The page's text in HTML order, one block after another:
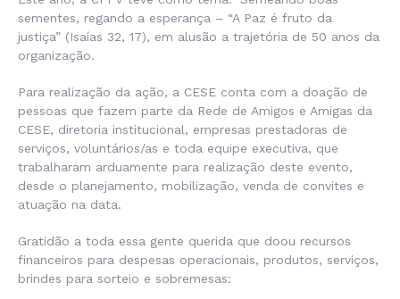
sementes, regando a esperança – “A Paz é fruto da
justiça” (Isaías 32, 17), em alusão a trajetória de 50 anos da
organização.
Para realização da ação, a CESE conta com a doação de
pessoas que fazem parte da Rede de Amigos e Amigas da
CESE, diretoria institucional, empresas prestadoras de
serviços, voluntários/as e toda equipe executiva, que
trabalharam arduamente para realização deste evento,
desde o planejamento, mobilização, venda de convites e
atuação na data.
Gratidão a toda essa gente querida que doou recursos
financeiros para despesas operacionais, produtos, serviços,
brindes para sorteio e sobremesas: